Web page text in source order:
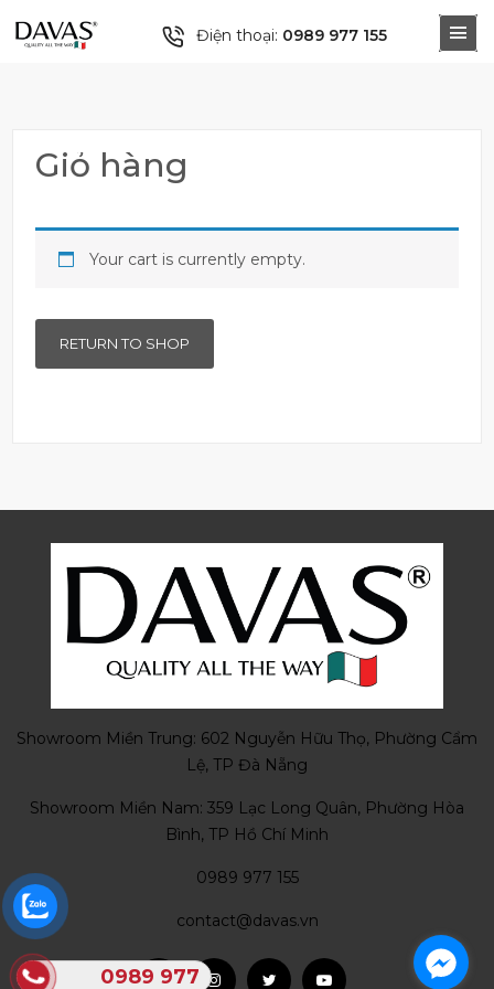
Điện thoại: 0989 977 155
Giỏ hàng
Your cart is currently empty.
RETURN TO SHOP
Showroom Miền Trung: 602 Nguyễn Hữu Thọ, Phường Cẩm
Lệ, TP Đà Nẵng
Showroom Miền Nam: 359 Lạc Long Quân, Phường Hòa
Bình, TP Hồ Chí Minh
0989 977 155
contact@davas.vn
0989 977